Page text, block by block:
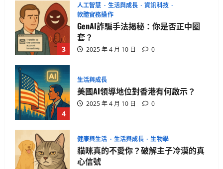
3
人工智慧 生活與成長
資訊科技
軟體實務操作
GenAI詐騙手法揭秘：你是否正中圈
套？
2025 年 4 月 10 日 0
4
生活與成長
美國AI領導地位對香港有何啟示？
2025 年 4 月 10 日 0
健康與生活 生活與成長 生物學
貓咪真的不愛你？破解主子冷漠的真
心信號